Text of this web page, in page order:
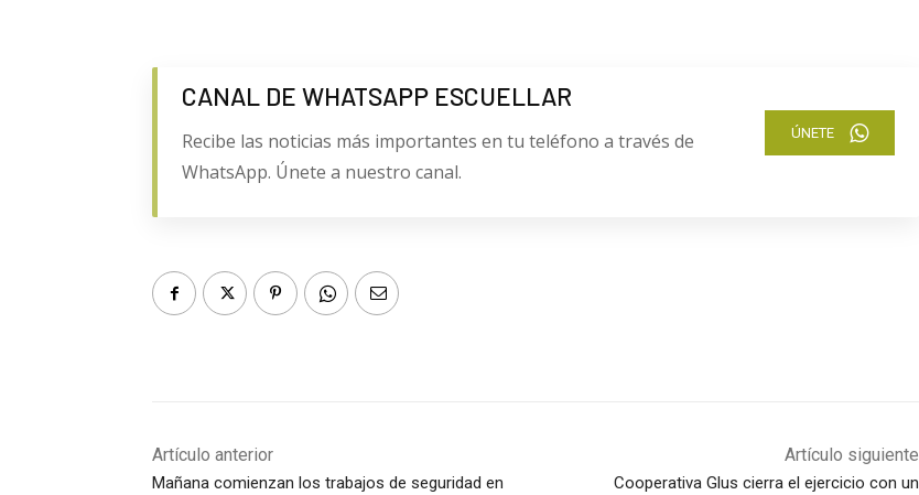
CANAL DE WHATSAPP ESCUELLAR
Recibe las noticias más importantes en tu teléfono a través de
WhatsApp. Únete a nuestro canal.
ÚNETE
Artículo anterior
Mañana comienzan los trabajos de seguridad en
Artículo siguiente
Cooperativa Glus cierra el ejercicio con un